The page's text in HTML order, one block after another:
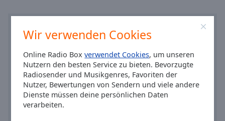
Wir verwenden Cookies
Online Radio Boxverwendet Cookies, um unseren
Nutzern den besten Service zu bieten. Bevorzugte
Radiosender und Musikgenres, Favoriten der
Nutzer, Bewertungen von Sendern und viele andere
Dienste müssen deine persönlichen Daten
verarbeiten.
Opacity